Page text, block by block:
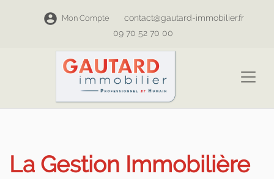
Mon Compte
contact@gautard-immobilier.fr
09 70 52 70 00
La Gestion Immobilière